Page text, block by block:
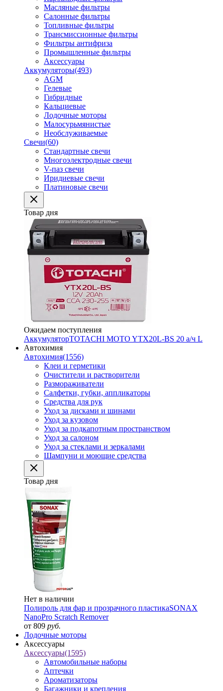
Масляные фильтры
Салонные фильтры
Топливные фильтры
Трансмиссионные фильтры
Фильтры антифриза
Промышленные фильтры
Аксессуары
Аккумуляторы(493)
AGM
Гелевые
Гибридные
Кальциевые
Лодочные моторы
Малосурьмянистые
Необслуживаемые
Свечи(60)
Стандартные свечи
Многоэлектродные свечи
V-паз свечи
Иридиевые свечи
Платиновые свечи
Товар дня
Ожидаем поступления
АккумуляторTOTACHI MOTO YTX20L-BS 20 а/ч L
Автохимия
Автохимия(1556)
Клеи и герметики
Очистители и растворители
Размораживатели
Салфетки, губки, аппликаторы
Средства для рук
Уход за дисками и шинами
Уход за кузовом
Уход за подкапотным пространством
Уход за салоном
Уход за стеклами и зеркалами
Шампуни и моющие средства
Товар дня
Нет в наличии
Полироль для фар и прозрачного пластикаSONAX
NanoPro Scratch Remover
от 809 руб.
Лодочные моторы
Аксессуары
Аксессуары(1595)
Автомобильные наборы
Аптечки
Ароматизаторы
Багажники и крепления